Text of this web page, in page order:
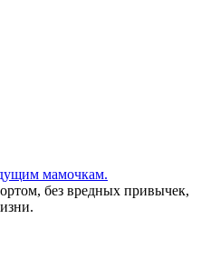
мамочкам.
без вредных привычек,